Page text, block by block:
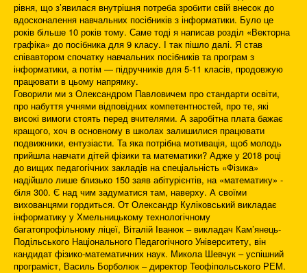
рівня, що з’явилася внутрішня потреба зробити свій внесок до
вдосконалення навчальних посібників з інформатики. Було це
років більше 10 років тому. Саме тоді я написав розділ «Векторна
графіка» до посібника для 9 класу. І так пішло далі. Я став
співавтором спочатку навчальних посібників та програм з
інформатики, а потім — підручників для 5-11 класів, продовжую
працювати в цьому напрямку.
Говорили ми з Олександром Павловичем про стандарти освіти,
про набуття учнями відповідних компетентностей, про те, які
високі вимоги стоять перед вчителями. А заробітна плата бажає
кращого, хоч в основному в школах залишилися працювати
подвижники, ентузіасти. Та яка потрібна мотивація, щоб молодь
прийшла навчати дітей фізики та математики? Адже у 2018 році
до вищих педагогічних закладів на спеціальність «Фізика»
надійшло лише близько 150 заяв абітурієнтів, на «математику» -
біля 300. Є над чим задуматися там, наверху. А своїми
вихованцями гордиться. От Олександр Куліковський викладає
інформатику у Хмельницькому технологічному
багатопрофільному ліцеї, Віталій Іванюк – викладач Кам’янець-
Подільського Національного Педагогічного Університету, він
кандидат фізико-математичних наук. Микола Шевчук – успішний
програміст, Василь Борболюк – директор Теофіпольського РЕМ.